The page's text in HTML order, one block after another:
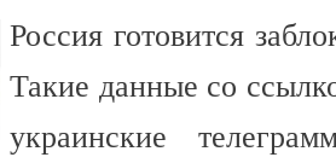
Россия готовится
Такие данные со
украинские